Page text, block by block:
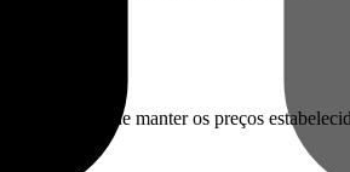
você pode manter os preços